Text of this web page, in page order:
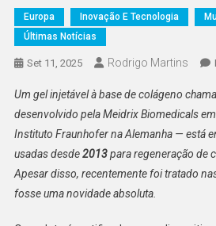
Europa Inovação E Tecnologia
Últimas Notícias
Set 11, 2025 Rodrigo Martins
Um gel injetável à base de colágeno
desenvolvido pela Meidrix Biomedicals
Instituto Fraunhofer na Alemanha — está
usadas desde2013para regeneração de
Apesar disso, recentemente foi tratado
fosse uma novidade absoluta.